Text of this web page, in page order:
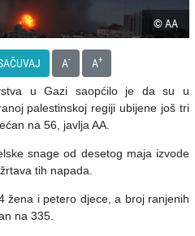
© AA
A- A+
u Gazi saopćilo je da su u
palestinskoj regiji ubijene još tri
na 56, javlja AA.
snage od desetog maja izvode
tih napada.
žena i petero djece, a broj ranjenih
na 335.